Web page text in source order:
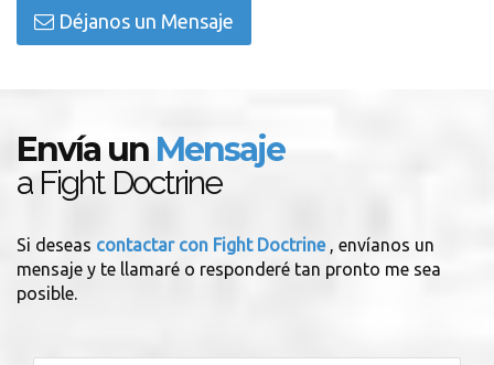
Déjanos un Mensaje
Envía un Mensaje
a Fight Doctrine
Si deseas contactar con Fight Doctrine , envíanos un
mensaje y te llamaré o responderé tan pronto me sea
posible.